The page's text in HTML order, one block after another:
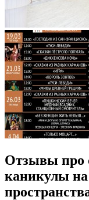
Отзывы про
каникулы на